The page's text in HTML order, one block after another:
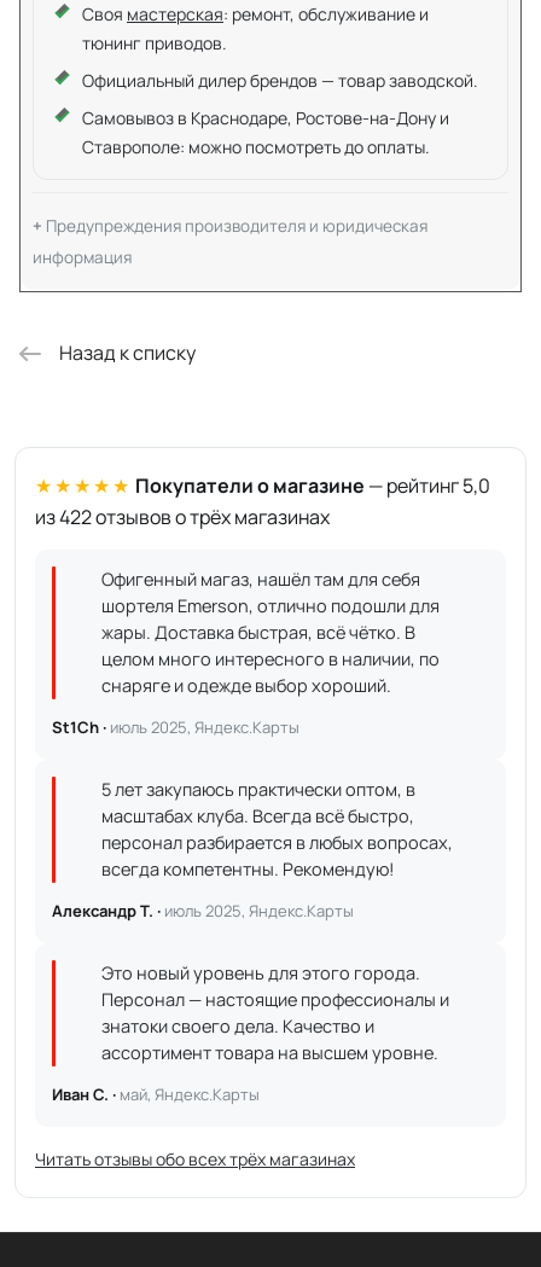
Своя мастерская: ремонт, обслуживание и
тюнинг приводов.
Официальный дилер брендов — товар заводской.
Самовывоз в Краснодаре, Ростове-на-Дону и
Ставрополе: можно посмотреть до оплаты.
Предупреждения производителя и юридическая
информация
Назад к списку
★★★★★ Покупатели о магазине — рейтинг 5,0
из 422 отзывов о трёх магазинах
Офигенный магаз, нашёл там для себя
шортеля Emerson, отлично подошли для
жары. Доставка быстрая, всё чётко. В
целом много интересного в наличии, по
снаряге и одежде выбор хороший.
St1Ch · июль 2025, Яндекс.Карты
5 лет закупаюсь практически оптом, в
масштабах клуба. Всегда всё быстро,
персонал разбирается в любых вопросах,
всегда компетентны. Рекомендую!
Александр Т. · июль 2025, Яндекс.Карты
Это новый уровень для этого города.
Персонал — настоящие профессионалы и
знатоки своего дела. Качество и
ассортимент товара на высшем уровне.
Иван С. · май, Яндекс.Карты
Читать отзывы обо всех трёх магазинах